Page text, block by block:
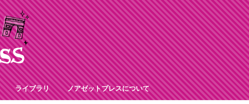
ライブラリ ノアゼットプレスについて